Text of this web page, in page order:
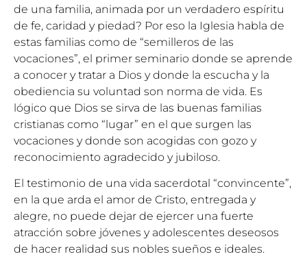
de una familia, animada por un verdadero espíritu
de fe, caridad y piedad? Por eso la Iglesia habla de
estas familias como de “semilleros de las
vocaciones”, el primer seminario donde se aprende
a conocer y tratar a Dios y donde la escucha y la
obediencia su voluntad son norma de vida. Es
lógico que Dios se sirva de las buenas familias
cristianas como “lugar” en el que surgen las
vocaciones y donde son acogidas con gozo y
reconocimiento agradecido y jubiloso.
El testimonio de una vida sacerdotal “convincente”,
en la que arda el amor de Cristo, entregada y
alegre, no puede dejar de ejercer una fuerte
atracción sobre jóvenes y adolescentes deseosos
de hacer realidad sus nobles sueños e ideales.